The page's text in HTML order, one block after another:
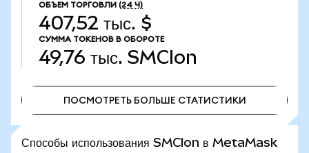
ОБЪЕМ ТОРГОВЛИ (24 Ч)
407,52 тыс. $
СУММА ТОКЕНОВ В ОБОРОТЕ
49,76 тыс. SMCIon
ПОСМОТРЕТЬ БОЛЬШЕ СТАТИСТИКИ
Способы использования SMCIon в MetaMask